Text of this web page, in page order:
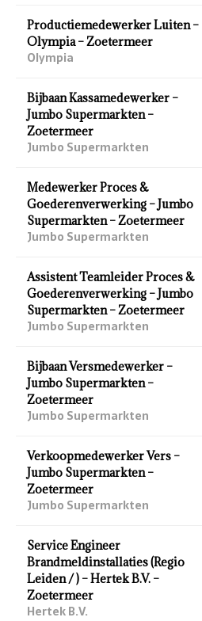
Productiemedewerker Luiten –
Olympia – Zoetermeer
Olympia
Bijbaan Kassamedewerker –
Jumbo Supermarkten –
Zoetermeer
Jumbo Supermarkten
Medewerker Proces &
Goederenverwerking – Jumbo
Supermarkten – Zoetermeer
Jumbo Supermarkten
Assistent Teamleider Proces &
Goederenverwerking – Jumbo
Supermarkten – Zoetermeer
Jumbo Supermarkten
Bijbaan Versmedewerker –
Jumbo Supermarkten –
Zoetermeer
Jumbo Supermarkten
Verkoopmedewerker Vers –
Jumbo Supermarkten –
Zoetermeer
Jumbo Supermarkten
Service Engineer
Brandmeldinstallaties (Regio
Leiden / ) – Hertek B.V. –
Zoetermeer
Hertek B.V.